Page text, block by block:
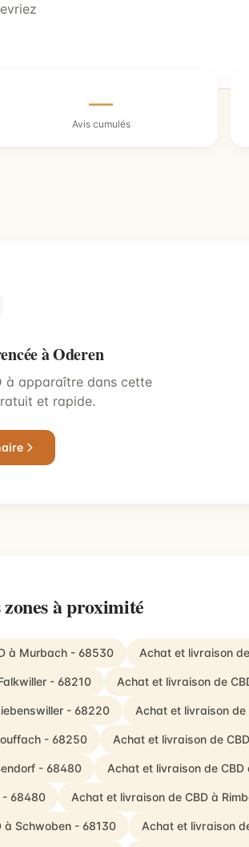
—
Avis cumulés
à Oderen
à apparaître dans cette
et rapide.
à proximité
à Murbach - 68530 Achat et livraison
- 68210 Achat et livraison de
- 68220 Achat et livraison de
- 68250 Achat et livraison de
- 68480 Achat et livraison de
- 68480 Achat et livraison de CBD à
à Schwoben - 68130 Achat et livraison